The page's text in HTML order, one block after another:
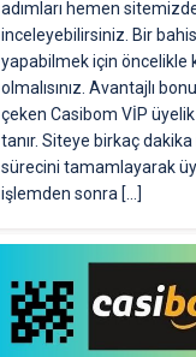
adımları hemen
inceleyebilirsiniz. Bir
yapabilmek için öncelikle
olmalısınız. Avantajlı
çeken Casibom VİP
tanır. Siteye birkaç dakika
sürecini tamamlayarak
işlemden sonra […]